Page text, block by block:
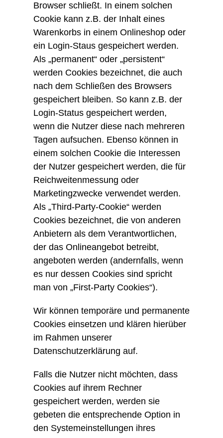
Browser schließt. In einem solchen
Cookie kann z.B. der Inhalt eines
Warenkorbs in einem Onlineshop oder
ein Login-Staus gespeichert werden.
Als „permanent“ oder „persistent“
werden Cookies bezeichnet, die auch
nach dem Schließen des Browsers
gespeichert bleiben. So kann z.B. der
Login-Status gespeichert werden,
wenn die Nutzer diese nach mehreren
Tagen aufsuchen. Ebenso können in
einem solchen Cookie die Interessen
der Nutzer gespeichert werden, die für
Reichweitenmessung oder
Marketingzwecke verwendet werden.
Als „Third-Party-Cookie“ werden
Cookies bezeichnet, die von anderen
Anbietern als dem Verantwortlichen,
der das Onlineangebot betreibt,
angeboten werden (andernfalls, wenn
es nur dessen Cookies sind spricht
man von „First-Party Cookies“).
Wir können temporäre und permanente
Cookies einsetzen und klären hierüber
im Rahmen unserer
Datenschutzerklärung auf.
Falls die Nutzer nicht möchten, dass
Cookies auf ihrem Rechner
gespeichert werden, werden sie
gebeten die entsprechende Option in
den Systemeinstellungen ihres